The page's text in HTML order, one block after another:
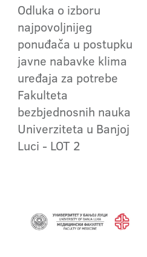
Odluka o izboru
najpovoljnijeg
ponuđača u postupku
javne nabavke klima
uređaja za potrebe
Fakulteta
bezbjednosnih nauka
Univerziteta u Banjoj
Luci - LOT 2